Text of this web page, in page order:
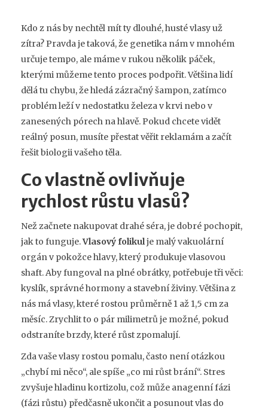
Kdo z nás by nechtěl mít ty dlouhé, husté vlasy už
zítra? Pravda je taková, že genetika nám v mnohém
určuje tempo, ale máme v rukou několik páček,
kterými můžeme tento proces podpořit. Většina lidí
dělá tu chybu, že hledá zázračný šampon, zatímco
problém leží v nedostatku železa v krvi nebo v
zanesených pórech na hlavě. Pokud chcete vidět
reálný posun, musíte přestat věřit reklamám a začít
řešit biologii vašeho těla.
Co vlastně ovlivňuje
rychlost růstu vlasů?
Než začnete nakupovat drahé séra, je dobré pochopit,
jak to funguje.Vlasový folikulje malý vakuolární
orgán v pokožce hlavy, který produkuje vlasovou
shaft. Aby fungoval na plné obrátky, potřebuje tři věci:
kyslík, správné hormony a stavební živiny. Většina z
nás má vlasy, které rostou průměrně 1 až 1,5 cm za
měsíc. Zrychlit to o pár milimetrů je možné, pokud
odstraníte brzdy, které růst zpomalují.
Zda vaše vlasy rostou pomalu, často není otázkou
„chybí mi něco“, ale spíše „co mi růst brání“. Stres
zvyšuje hladinu kortizolu, což může anagenní fázi
(fázi růstu) předčasně ukončit a posunout vlas do